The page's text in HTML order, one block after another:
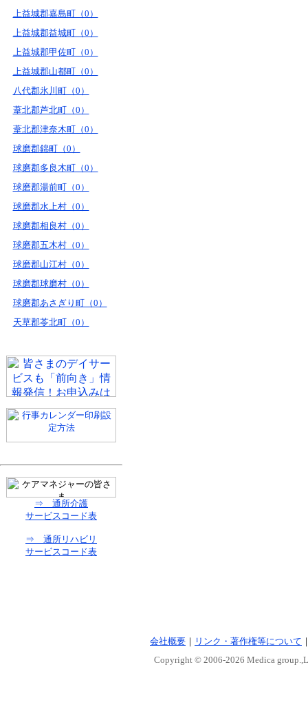
上益城郡嘉島町（0）
上益城郡益城町（0）
上益城郡甲佐町（0）
上益城郡山都町（0）
八代郡氷川町（0）
葦北郡芦北町（0）
葦北郡津奈木町（0）
球磨郡錦町（0）
球磨郡多良木町（0）
球磨郡湯前町（0）
球磨郡水上村（0）
球磨郡相良村（0）
球磨郡五木村（0）
球磨郡山江村（0）
球磨郡球磨村（0）
球磨郡あさぎり町（0）
天草郡苓北町（0）
⇒ 通所介護
サービスコード表
⇒ 通所リハビリ
サービスコード表
会社概要 ｜ リンク・著作権等について
Copyright © 2006-2026 Medica